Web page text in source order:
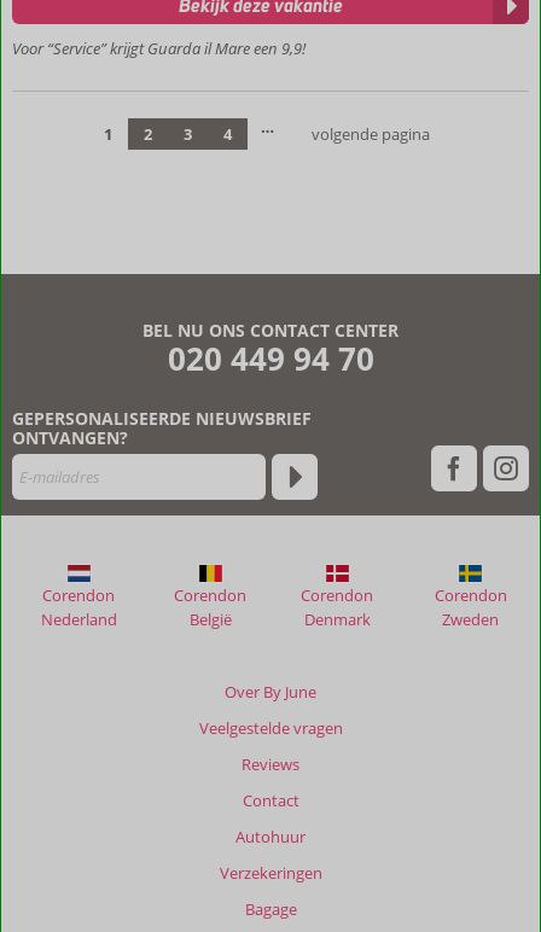
Panoramisch
uitzicht op
Voor “Service” krijgt Guarda il Mare een 9,9!
Bekijk deze vakantie
1 2 3 4 … volgende pagina
BEL NU ONS CONTACT CENTER
020 449 94 70
GEPERSONALISEERDE NIEUWSBRIEF
ONTVANGEN?
Over By June
Veelgestelde vragen
Reviews
Contact
Autohuur
Verzekeringen
Bagage
Corendon
Nederland
Corendon
België
Corendon
Denmark
Corendon
Zweden